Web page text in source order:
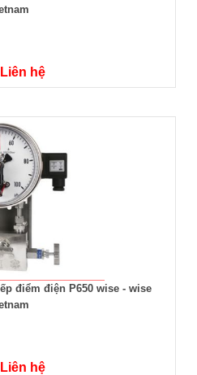
hệ
điểm điện P650 wise - wise
hệ